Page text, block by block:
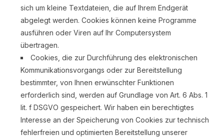
sich um kleine Textdateien, die auf Ihrem Endgerät
abgelegt werden. Cookies können keine Programme
ausführen oder Viren auf Ihr Computersystem
übertragen.
Cookies, die zur Durchführung des elektronischen
Kommunikationsvorgangs oder zur Bereitstellung
bestimmter, von Ihnen erwünschter Funktionen
erforderlich sind, werden auf Grundlage von Art. 6 Abs. 1
lit. f DSGVO gespeichert. Wir haben ein berechtigtes
Interesse an der Speicherung von Cookies zur technisch
fehlerfreien und optimierten Bereitstellung unserer